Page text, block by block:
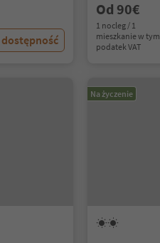
Od 90€
1 nocleg / 1
mieszkanie w tym
podatek VAT
Na życzenie